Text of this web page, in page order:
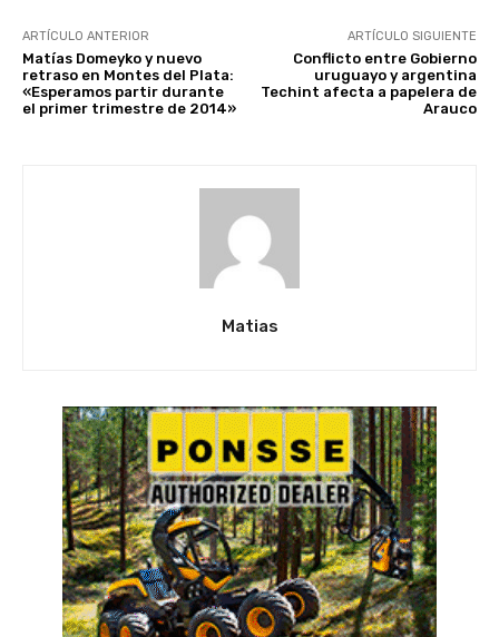
ARTÍCULO ANTERIOR
Matías Domeyko y nuevo
retraso en Montes del Plata:
«Esperamos partir durante
el primer trimestre de 2014»
ARTÍCULO SIGUIENTE
Conflicto entre Gobierno
uruguayo y argentina
Techint afecta a papelera de
Arauco
Matias